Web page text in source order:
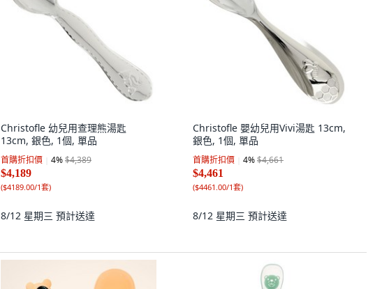
Christofle 幼兒用查理熊湯匙
13cm, 銀色, 1個, 單品
首購折扣價 4%$4,389
$4,189
($4189.00/1套)
8/12 星期三 預計送達
Christofle 嬰幼兒用Vivi湯匙 13cm,
銀色, 1個, 單品
首購折扣價 4%$4,661
$4,461
($4461.00/1套)
8/12 星期三 預計送達